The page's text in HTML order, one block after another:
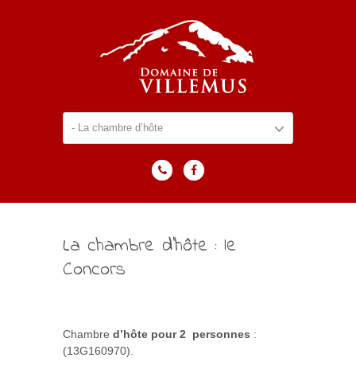
La chambre d’hôte : le
Concors
Chambre d’hôte pour 2 personnes :
(13G160970).